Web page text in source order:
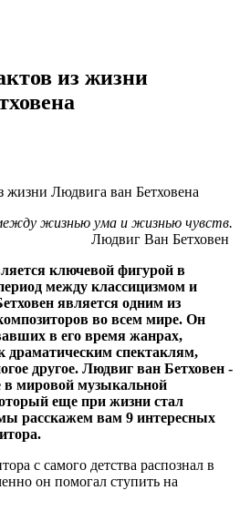
из жизни
жизнью ума и жизнью чувств.
Людвиг Ван Бетховен
ключевой фигурой в
между классицизмом и
является одним из
во всем мире. Он
в его время жанрах,
драматическим спектаклям,
другое. Людвиг ван Бетховен -
в мировой музыкальной
еще при жизни стал
расскажем вам 9 интересных
с самого детства распознал в
он помогал ступить на